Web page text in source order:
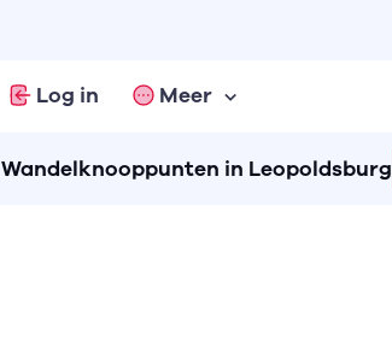
Log in Meer
Wandelknooppunten in Leopoldsburg